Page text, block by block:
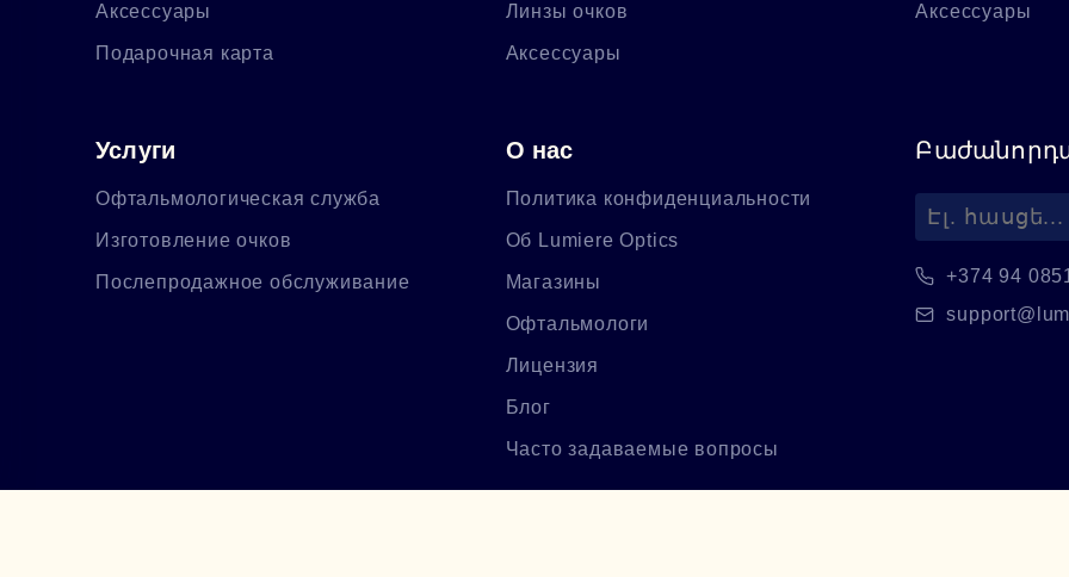
Аксессуары
Подарочная карта
Линзы очков
Аксессуары
Аксессуары
Услуги
Офтальмологическая служба
Изготовление очков
Послепродажное обслуживание
О нас
Политика конфиденциальности
Об Lumiere Optics
Магазины
Офтальмологи
Лицензия
Блог
Часто задаваемые вопросы
+374 94